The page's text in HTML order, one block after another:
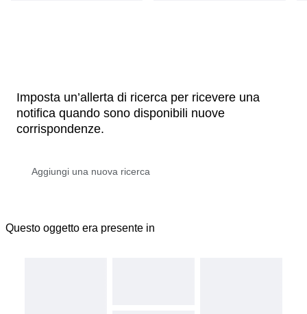
Imposta un’allerta di ricerca per ricevere una
notifica quando sono disponibili nuove
corrispondenze.
Questo oggetto era presente in